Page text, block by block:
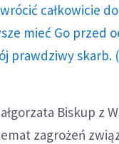
całkowicie
mieć Go przed
prawdziwy skarb.
Biskup z
zagrożeń